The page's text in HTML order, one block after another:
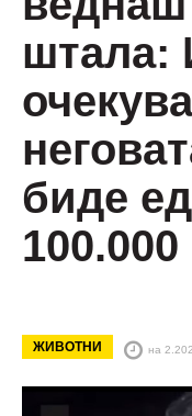
штала:
биде
100.000
ЖИВОТНИ на